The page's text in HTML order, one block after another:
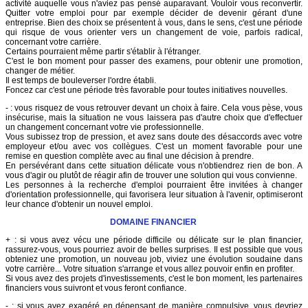
activité auquelle vous n'aviez pas pensé auparavant. Vouloir vous reconvertir.
Quitter votre emploi pour par exemple décider de devenir gérant d'une
entreprise. Bien des choix se présentent à vous, dans le sens, c'est une période
qui risque de vous orienter vers un changement de voie, parfois radical,
concernant votre carrière.
Certains pourraient même partir s'établir à l'étranger.
C'est le bon moment pour passer des examens, pour obtenir une promotion,
changer de métier.
Il est temps de bouleverser l'ordre établi.
Foncez car c'est une période très favorable pour toutes initiatives nouvelles.
- : vous risquez de vous retrouver devant un choix à faire. Cela vous pèse, vous
insécurise, mais la situation ne vous laissera pas d'autre choix que d'effectuer
un changement concernant votre vie professionnelle.
Vous subissez trop de pression, et avez sans doute des désaccords avec votre
employeur et/ou avec vos collègues. C'est un moment favorable pour une
remise en question complète avec au final une décision à prendre.
En persévérant dans cette situation délicate vous n'obtiendrez rien de bon. A
vous d'agir ou plutôt de réagir afin de trouver une solution qui vous convienne.
Les personnes à la recherche d'emploi pourraient être invitées à changer
d'orientation professionnelle, qui favorisera leur situation à l'avenir, optimiseront
leur chance d'obtenir un nouvel emploi.
DOMAINE FINANCIER
+ : si vous avez vécu une période difficile ou délicate sur le plan financier,
rassurez-vous, vous pourriez avoir de belles surprises. Il est possible que vous
obteniez une promotion, un nouveau job, viviez une évolution soudaine dans
votre carrière... Votre situation s'arrange et vous allez pouvoir enfin en profiter.
Si vous avez des projets d'investissements, c'est le bon moment, les partenaires
financiers vous suivront et vous feront confiance.
- : si vous avez exagéré en dépensant de manière compulsive, vous devriez